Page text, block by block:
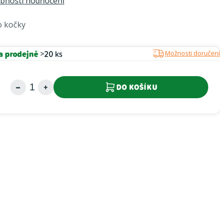
kočky
prodejně>20 ks Možnosti doručení
DO KOŠÍKU